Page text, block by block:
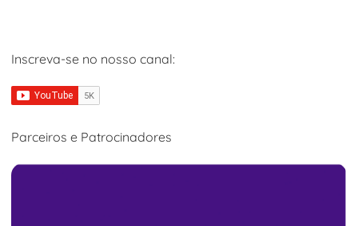
Inscreva-se no nosso canal:
Parceiros e Patrocinadores